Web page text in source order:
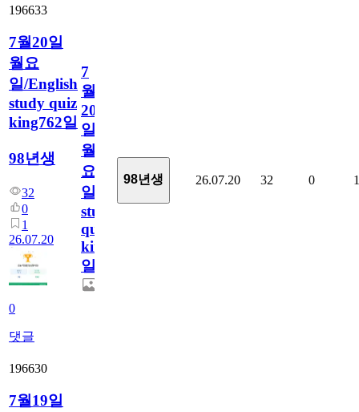
196633
7월20일
월요
일/English
study quiz
king762일
98년생
32
0
1
26.07.20
0
댓글
7
월
20
일
월
요
일/English
study
quiz
king762
일
98년생 26.07.20 32 0 1
196630
7월19일